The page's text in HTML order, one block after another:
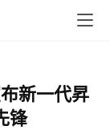
新一代昇
锋